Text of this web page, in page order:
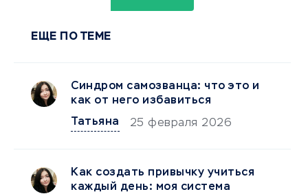
ЕЩЕ ПО ТЕМЕ
Синдром самозванца: что это и
как от него избавиться
Татьяна
25 февраля 2026
Как создать привычку учиться
каждый день: моя система